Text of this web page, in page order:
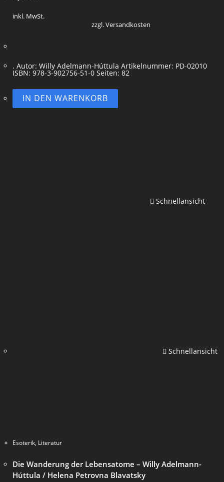
inkl. MwSt.
zzgl. Versandkosten
. Autor: Willy Adelmann-Húttula Artikelnummer: PD-02010
ISBN: 978-3-902756-51-0 Seiten: 82
IN DEN WARENKORB
Schnellansicht
Schnellansicht
Esoterik, Literatur
Die Wanderung der Lebensatome – Willy Adelmann-
Húttula / Helena Petrovna Blavatsky